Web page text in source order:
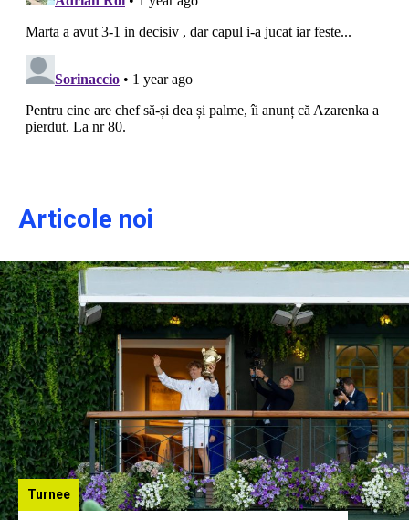
Articole noi
Turnee